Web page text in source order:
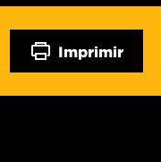
Imprimir